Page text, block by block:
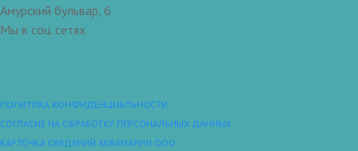
Амурский бульвар, 6
Мы в соц. сетях
ПОЛИТИКА КОНФИДЕНЦИАЛЬНОСТИ
СОГЛАСИЕ НА ОБРАБОТКУ ПЕРСОНАЛЬНЫХ ДАННЫХ
КАРТОЧКА СВЕДЕНИЙ АКВАМАРИН ООО